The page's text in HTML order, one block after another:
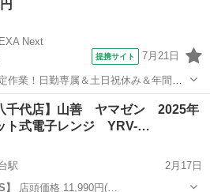
Next
提携サイト 7月21日
作業！日勤専属＆土日祝休み＆年間休
★マイカー通勤OK＆無料駐車場あり
り！《茨城県常陸大宮市》 人気の
...
その他
千代店】山善 ヤマゼン 2025年
ト式電子レンジ YRV-…
駅
2月17日
店頭価格 11,990円(…